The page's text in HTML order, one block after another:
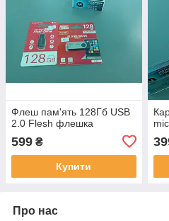
Флеш пам'ять 128Гб USB
2.0 Flesh флешка
599 ₴
Купити
Про нас